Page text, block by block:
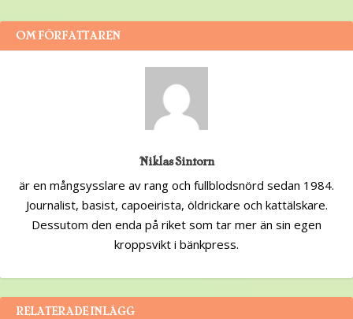
OM FÖRFATTAREN
Niklas Sintorn
är en mångsysslare av rang och fullblodsnörd sedan 1984.
Journalist, basist, capoeirista, öldrickare och kattälskare.
Dessutom den enda på riket som tar mer än sin egen
kroppsvikt i bänkpress.
RELATERADE INLÄGG